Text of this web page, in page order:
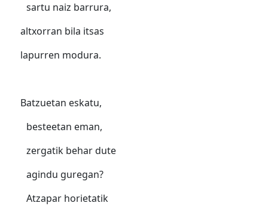
sartu naiz barrura,
altxorran bila itsas
lapurren modura.
Batzuetan eskatu,
besteetan eman,
zergatik behar dute
agindu guregan?
Atzapar horietatik